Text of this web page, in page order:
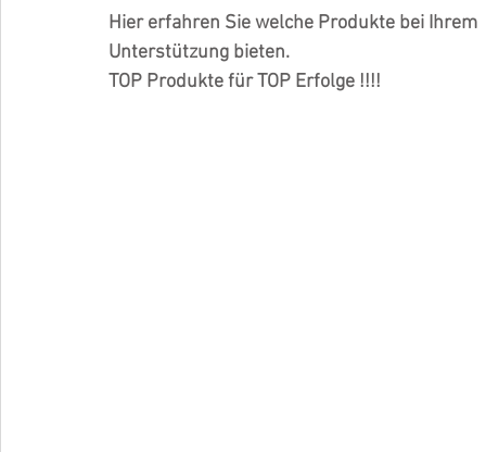
Hier erfahren Sie welche Produkte bei
Unterstützung bieten.
TOP Produkte für TOP Erfolge !!!!